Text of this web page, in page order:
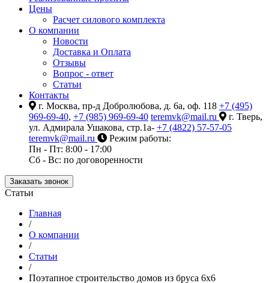
Цены
Расчет силового комплекта
О компании
Новости
Доставка и Оплата
Отзывы
Вопрос - ответ
Статьи
Контакты
г. Москва, пр-д Добролюбова, д. 6а, оф. 118 +7 (495)
969-69-40, +7 (985) 969-69-40 teremvk@mail.ru
г. Тверь,
ул. Адмирала Ушакова, стр.1а- +7 (4822) 57-57-05
teremvk@mail.ru
Режим работы:
Пн - Пт: 8:00 - 17:00
Сб - Вс: по договоренности
Заказать звонок
Статьи
Главная
/
О компании
/
Статьи
/
Поэтапное строительство домов из бруса 6х6